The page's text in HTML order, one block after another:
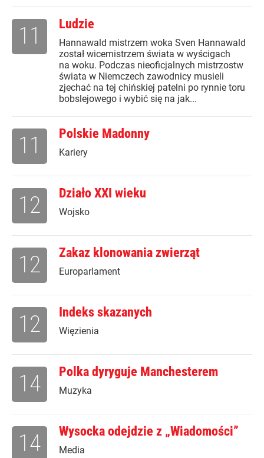
Ludzie
Hannawald mistrzem woka Sven Hannawald
został wicemistrzem świata w wyścigach
na woku. Podczas nieoficjalnych mistrzostw
świata w Niemczech zawodnicy musieli
zjechać na tej chińskiej patelni po rynnie toru
bobslejowego i wybić się na jak...
11
Polskie Madonny
Kariery
11
Działo XXI wieku
Wojsko
12
Zakaz klonowania zwierząt
Europarlament
12
Indeks skazanych
Więzienia
12
Polka dyryguje Manchesterem
Muzyka
14
Wysocka odejdzie z „Wiadomości”
Media
14